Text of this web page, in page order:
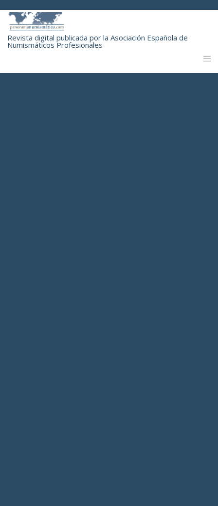
Revista digital publicada por la Asociación Española de
Numismáticos Profesionales